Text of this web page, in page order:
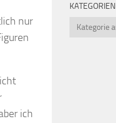
nur
ich
KATEGORIEN
Kategorien